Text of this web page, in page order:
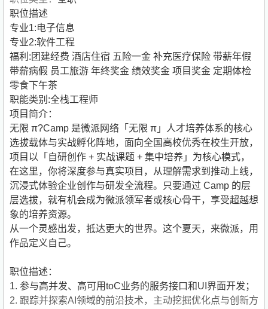
职位描述
专业1:电子信息
专业2:软件工程
福利:团建经费 酒店住宿 五险一金 补充医疗保险 带薪年假
带薪病假 员工旅游 年终奖金 绩效奖金 项目奖金 定期体检
零食下午茶
职能类别:全栈工程师
项目简介：
无限 π?Camp 是微派网络「无限 π」人才培养体系的核心
选拔载体与实战孵化阵地，面向全国高校优秀在校生开放，
项目以「自研创作 + 实战课题 + 集中培养」为核心模式，
在这里，你将深度参与真实项目，从理解需求到推动上线，
沉浸式体验企业创作与研发全流程。只要通过 Camp 的层
层选拔，就有机会成为微派领军者或核心骨干，享受超越想
象的培养资源。
从一个灵感出发，抵达更大的世界。这个夏天，来微派，用
作品定义自己。
职位描述：
1. 参与高并发、高可用toC业务的服务接口和UI界面开发；
2. 跟踪并探索AI领域的前沿技术，主动挖掘优化点与创新方